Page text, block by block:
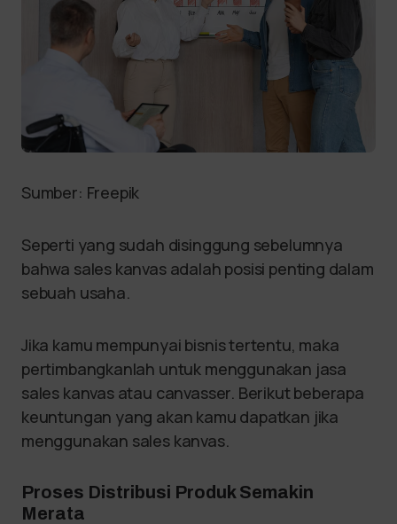
Sumber: Freepik
Seperti yang sudah disinggung sebelumnya
bahwa sales kanvas adalah posisi penting dalam
sebuah usaha.
Jika kamu mempunyai bisnis tertentu, maka
pertimbangkanlah untuk menggunakan jasa
sales kanvas atau canvasser. Berikut beberapa
keuntungan yang akan kamu dapatkan jika
menggunakan sales kanvas.
Proses Distribusi Produk Semakin
Merata